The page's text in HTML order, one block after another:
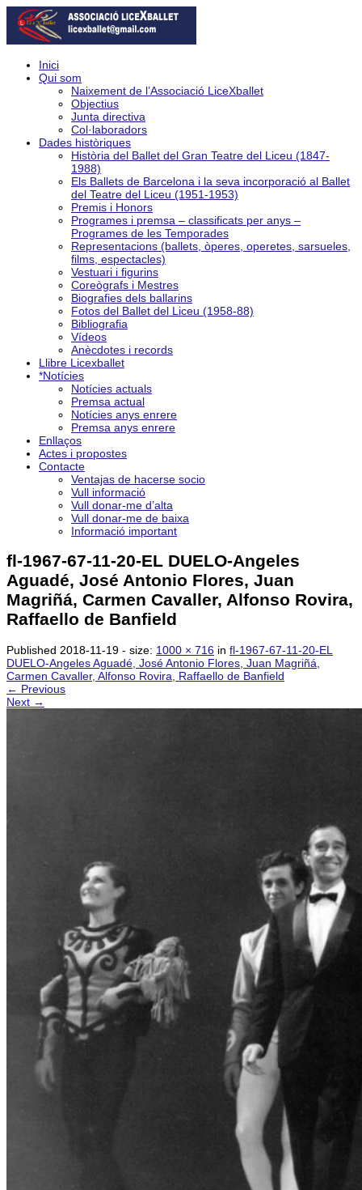
Inici
Qui som
Naixement de l’Associació LiceXballet
Objectius
Junta directiva
Col·laboradors
Dades històriques
Història del Ballet del Gran Teatre del Liceu (1847-
1988)
Els Ballets de Barcelona i la seva incorporació al Ballet
del Teatre del Liceu (1951-1953)
Premis i Honors
Programes i premsa – classificats per anys –
Programes de les Temporades
Representacions (ballets, òperes, operetes, sarsueles,
films, espectacles)
Vestuari i figurins
Coreògrafs i Mestres
Biografies dels ballarins
Fotos del Ballet del Liceu (1958-88)
Bibliografia
Vídeos
Anècdotes i records
Llibre Licexballet
*Notícies
Notícies actuals
Premsa actual
Notícies anys enrere
Premsa anys enrere
Enllaços
Actes i propostes
Contacte
Ventajas de hacerse socio
Vull informació
Vull donar-me d’alta
Vull donar-me de baixa
Informació important
fl-1967-67-11-20-EL DUELO-Angeles
Aguadé, José Antonio Flores, Juan
Magriñá, Carmen Cavaller, Alfonso Rovira,
Raffaello de Banfield
Published 2018-11-19 - size: 1000 × 716 in fl-1967-67-11-20-EL
DUELO-Angeles Aguadé, José Antonio Flores, Juan Magriñá,
Carmen Cavaller, Alfonso Rovira, Raffaello de Banfield
← Previous
Next →